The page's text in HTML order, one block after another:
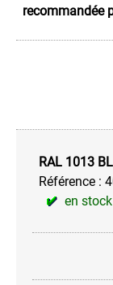
recommandée
RAL 1013
Référence :
en stock
Couleurs
Peintures
Haute
Température
AQUA